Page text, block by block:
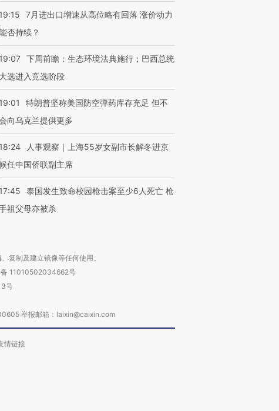
19:15
7月进出口增速从高位略有回落 涨价动力
否持续？
19:07 下周前瞻：生态环境法典施行；巴西总统
大选进入竞选阶段
19:01
特朗普坚称美国防空弹药库存充足 但不
向乌克兰提供更多
18:24
人事观察｜上海55岁女副市长解冬进京
任中国侨联副主席
17:45
泰国发生致命校园枪击案至少6人死亡 枪
祖父母亦被杀
复制及建立镜像等任何使用。
11010502034662号
号
举报邮箱：laixin@caixin.com
情链接